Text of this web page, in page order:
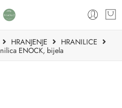
HRANJENJE
HRANILICE
ENOCK, bijela